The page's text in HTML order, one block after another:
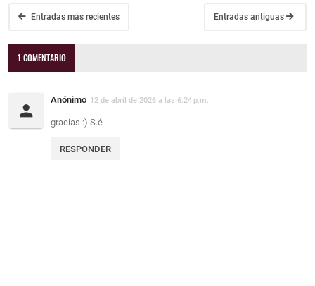
Entradas más recientes Entradas antiguas
1 COMENTARIO
Anónimo 12 de abril de 2026 a las 6:24 p.m.
gracias :) S.é
RESPONDER